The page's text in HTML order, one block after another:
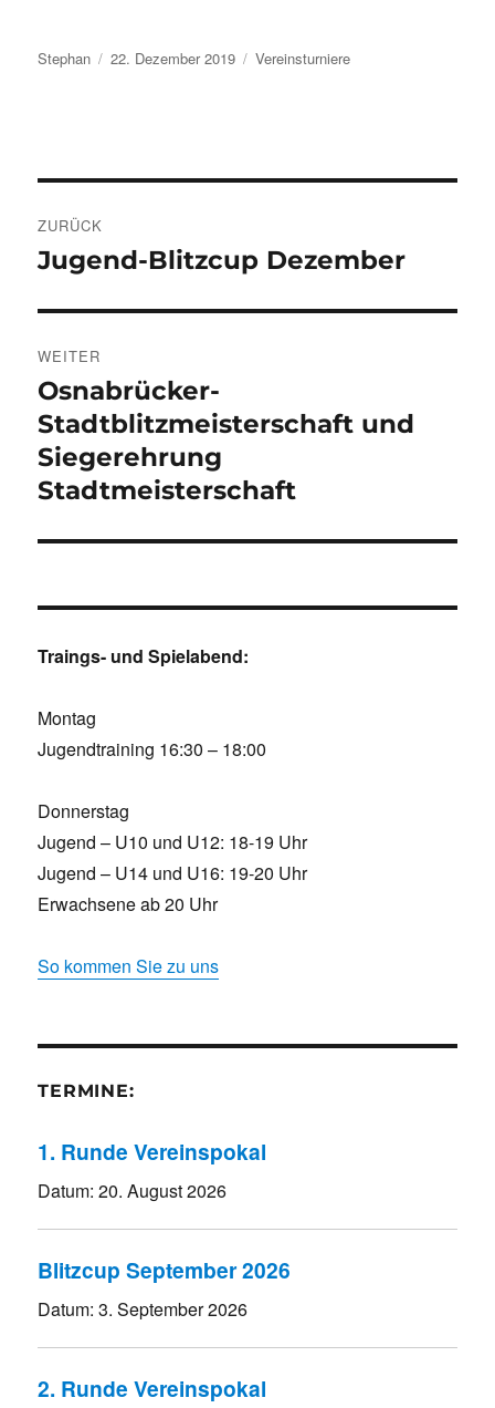
Autor
Stephan Veröffentlicht
am
22. Dezember 2019 Kategorien
Vereinsturniere
ZURÜCK
Vorheriger
Jugend-Blitzcup Dezember
WEITER
Nächster
Beitrag:
Osnabrücker-
Stadtblitzmeisterschaft und
Siegerehrung
Stadtmeisterschaft
Traings- und Spielabend:
Montag
Jugendtraining 16:30 – 18:00
Donnerstag
Jugend – U10 und U12: 18-19 Uhr
Jugend – U14 und U16: 19-20 Uhr
Erwachsene ab 20 Uhr
So kommen Sie zu uns
TERMINE:
1. Runde Vereinspokal
Datum:20. August 2026
Blitzcup September 2026
Datum:3. September 2026
2. Runde Vereinspokal